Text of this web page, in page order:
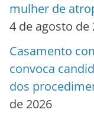
mulher de
4 de agosto de
Casamento
convoca
dos
de 2026